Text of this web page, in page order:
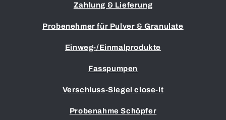
Zahlung & Lieferung
Probenehmer für Pulver & Granulate
Einweg-/Einmalprodukte
Fasspumpen
Verschluss-Siegel close-it
Probenahme Schöpfer